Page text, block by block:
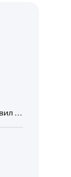
Как посмотреть, кто поставил реакцию в Telegram